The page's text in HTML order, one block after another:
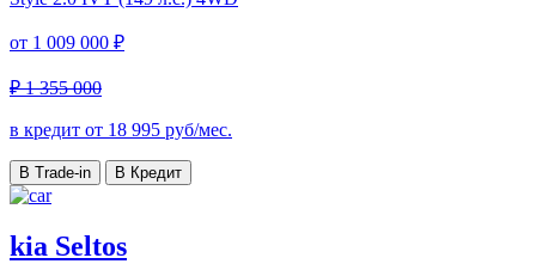
от 1 009 000 ₽
₽ 1 355 000
в кредит от 18 995 руб/мес.
В Trade-in В Кредит
kia Seltos